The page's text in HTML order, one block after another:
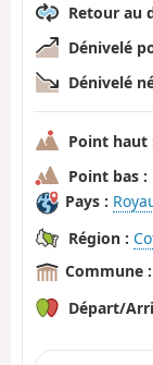
Retour au
Dénivelé
Dénivelé
Point haut
Point bas :
Pays :
Région :
Commune :
Départ/